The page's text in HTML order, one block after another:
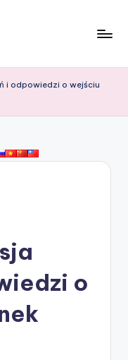
i odpowiedzi o wejściu
o